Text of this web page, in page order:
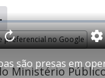
preferencial no Google
P
A
n
ç Ministério